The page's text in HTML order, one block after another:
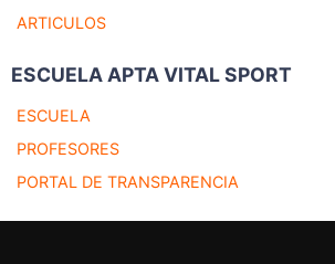
ARTICULOS
ESCUELA APTA VITAL SPORT
ESCUELA
PROFESORES
PORTAL DE TRANSPARENCIA